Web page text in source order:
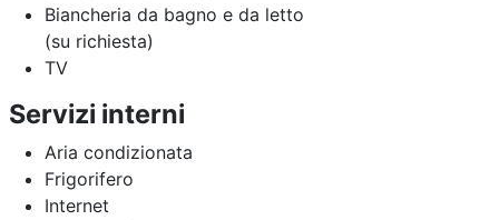
Biancheria da bagno e da letto
(su richiesta)
TV
Servizi interni
Aria condizionata
Frigorifero
Internet